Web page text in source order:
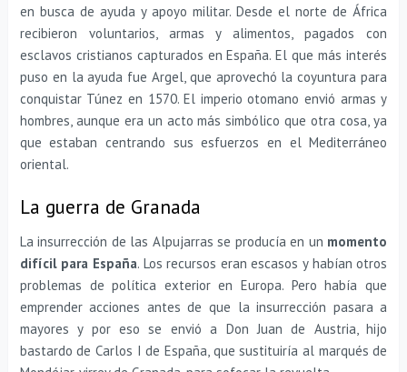
en busca de ayuda y apoyo militar. Desde el norte de África
recibieron voluntarios, armas y alimentos, pagados con
esclavos cristianos capturados en España. El que más interés
puso en la ayuda fue Argel, que aprovechó la coyuntura para
conquistar Túnez en 1570. El imperio otomano envió armas y
hombres, aunque era un acto más simbólico que otra cosa, ya
que estaban centrando sus esfuerzos en el Mediterráneo
oriental.
La guerra de Granada
La insurrección de las Alpujarras se producía en un momento
difícil para España. Los recursos eran escasos y habían otros
problemas de política exterior en Europa. Pero había que
emprender acciones antes de que la insurrección pasara a
mayores y por eso se envió a Don Juan de Austria, hijo
bastardo de Carlos I de España, que sustituiría al marqués de